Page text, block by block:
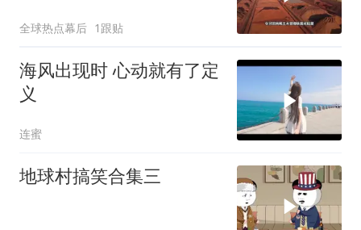
全球热点幕后 1跟贴
海风出现时 心动就有了定
义
连蜜
地球村搞笑合集三